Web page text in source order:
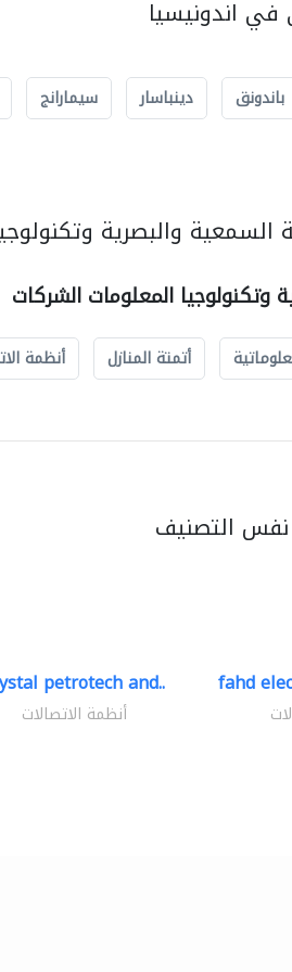
اندونيسيا
باندونق دينباسار سيمارانج
والبصرية
وتكنولوجيا المعلومات الشركات
أتمتة المنازل أنظمة
نفس التصنيف
petrotech and..
أنظمة الاتصالات
fahd